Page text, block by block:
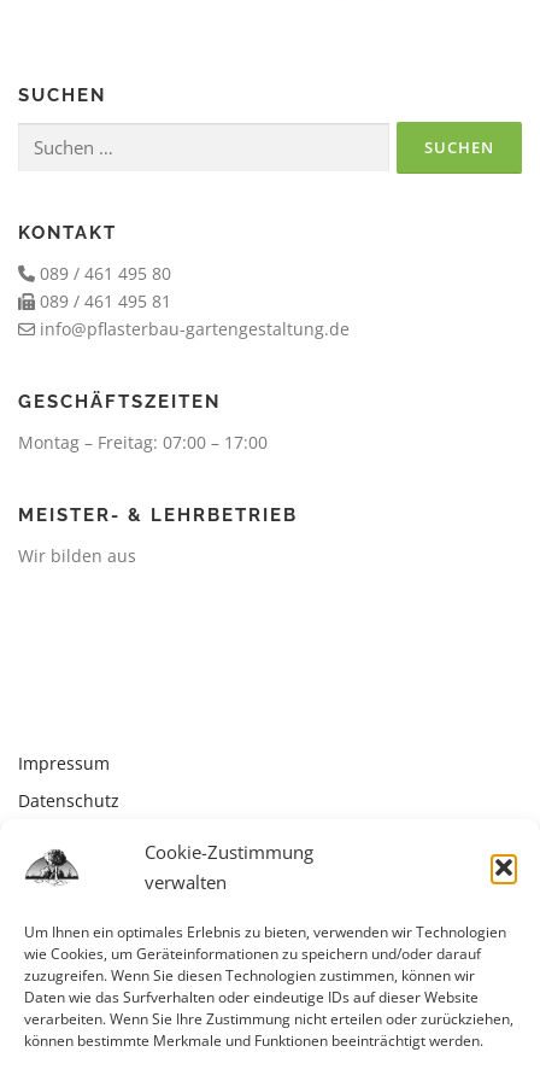
Cookie-Zustimmung
verwalten
Um Ihnen ein optimales Erlebnis zu bieten, verwenden wir Technologien
wie Cookies, um Geräteinformationen zu speichern und/oder darauf
zuzugreifen. Wenn Sie diesen Technologien zustimmen, können wir
Daten wie das Surfverhalten oder eindeutige IDs auf dieser Website
verarbeiten. Wenn Sie Ihre Zustimmung nicht erteilen oder zurückziehen,
können bestimmte Merkmale und Funktionen beeinträchtigt werden.
SUCHEN
Suchen
KONTAKT
089 / 461 495 80
089 / 461 495 81
info@pflasterbau-gartengestaltung.de
GESCHÄFTSZEITEN
Montag – Freitag: 07:00 – 17:00
MEISTER- & LEHRBETRIEB
Wir bilden aus
Impressum
Datenschutz
Cookie-Richtlinie (EU)